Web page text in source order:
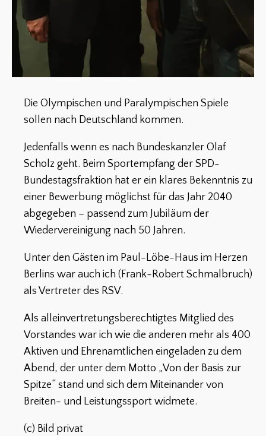
Die Olympischen und Paralympischen Spiele
sollen nach Deutschland kommen.
Jedenfalls wenn es nach Bundeskanzler Olaf
Scholz geht. Beim Sportempfang der SPD-
Bundestagsfraktion hat er ein klares Bekenntnis zu
einer Bewerbung möglichst für das Jahr 2040
abgegeben – passend zum Jubiläum der
Wiedervereinigung nach 50 Jahren.
Unter den Gästen im Paul-Löbe-Haus im Herzen
Berlins war auch ich (Frank-Robert Schmalbruch)
als Vertreter des RSV.
Als alleinvertretungsberechtigtes Mitglied des
Vorstandes war ich wie die anderen mehr als 400
Aktiven und Ehrenamtlichen eingeladen zu dem
Abend, der unter dem Motto „Von der Basis zur
Spitze“ stand und sich dem Miteinander von
Breiten- und Leistungssport widmete.
(c) Bild privat